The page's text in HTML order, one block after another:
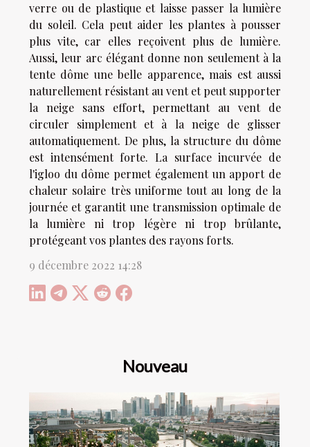
verre ou de plastique et laisse passer la lumière
du soleil. Cela peut aider les plantes à pousser
plus vite, car elles reçoivent plus de lumière.
Aussi, leur arc élégant donne non seulement à la
tente dôme une belle apparence, mais est aussi
naturellement résistant au vent et peut supporter
la neige sans effort, permettant au vent de
circuler simplement et à la neige de glisser
automatiquement. De plus, la structure du dôme
est intensément forte. La surface incurvée de
l'igloo du dôme permet également un apport de
chaleur solaire très uniforme tout au long de la
journée et garantit une transmission optimale de
la lumière ni trop légère ni trop brûlante,
protégeant vos plantes des rayons forts.
9 décembre 2022 14:28
Nouveau